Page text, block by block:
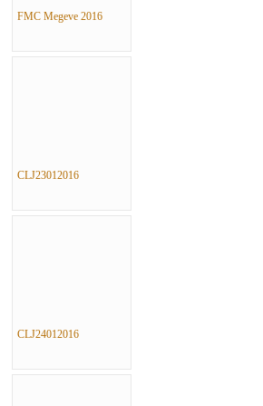
FMC Megeve 2016
CLJ23012016
CLJ24012016